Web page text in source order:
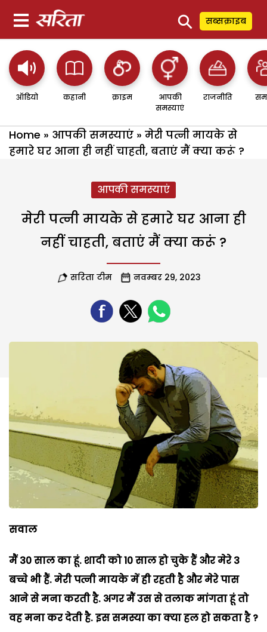
⚲ सब्सक्राइब
ऑडियो कहानी क्राइम
आपकी
समस्याएं
राजनीति
Home » आपकी समस्याएं » मेरी पत्नी मायके से
हमारे घर आना ही नहीं चाहती, बताएं मैं क्या करूं ?
आपकी समस्याएं
मेरी पत्नी मायके से हमारे घर आना ही
नहीं चाहती, बताएं मैं क्या करूं ?
सरिता टीम नवम्बर 29, 2023
सवाल
मैं 30 साल का हूं. शादी को 10 साल हो चुके हैं और मेरे 3
बच्चे भी हैं. मेरी पत्नी मायके में ही रहती है और मेरे पास
आने से मना करती है. अगर मैं उस से तलाक मांगता हूं तो
वह मना कर देती है. इस समस्या का क्या हल हो सकता है ?